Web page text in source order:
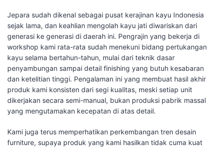
Jepara sudah dikenal sebagai pusat kerajinan kayu Indonesia
sejak lama, dan keahlian mengolah kayu jati diwariskan dari
generasi ke generasi di daerah ini. Pengrajin yang bekerja di
workshop kami rata-rata sudah menekuni bidang pertukangan
kayu selama bertahun-tahun, mulai dari teknik dasar
penyambungan sampai detail finishing yang butuh kesabaran
dan ketelitian tinggi. Pengalaman ini yang membuat hasil akhir
produk kami konsisten dari segi kualitas, meski setiap unit
dikerjakan secara semi-manual, bukan produksi pabrik massal
yang mengutamakan kecepatan di atas detail.
Kami juga terus memperhatikan perkembangan tren desain
furniture, supaya produk yang kami hasilkan tidak cuma kuat